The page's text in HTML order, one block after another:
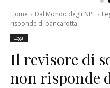
Home Dal Mondo degli NPE
risponde di bancarotta
Legal
Il revisore di
non risponde